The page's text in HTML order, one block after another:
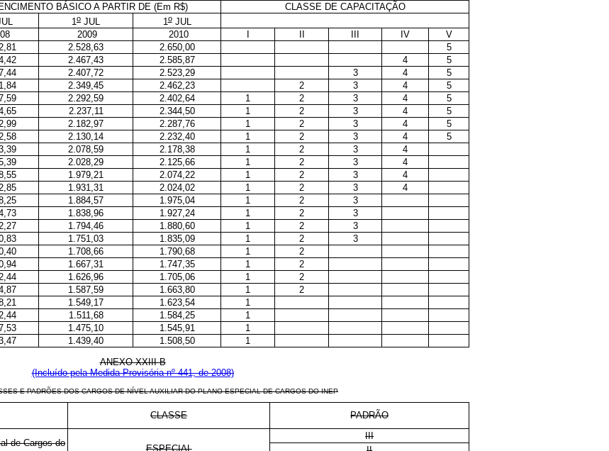
BÁSICO A PARTIR DE (Em R$)
CLASSE DE CAPACITAÇÃO
1o JUL 1oJUL
2009 2010 IV
V
2.528,63 2.650,00
5
2.467,43 2.585,87 4
5
2.407,72 2.523,29 3 4
5
2.349,45 2.462,23 2 3 4
5
2.292,59 2.402,64 1 2 3 4
5
2.237,11 2.344,50 1 2 3 4
5
2.182,97 2.287,76 1 2 3 4
5
2.130,14 2.232,40 1 2 3 4
5
2.078,59 2.178,38 1 2 3
4
2.028,29 2.125,66 1 2 3
4
1.979,21 2.074,22 1 2 3
4
1.931,31 2.024,02 1 2 3
4
1.884,57 1.975,04 1 2
3
1.838,96 1.927,24 1 2
3
1.794,46 1.880,60 1 2
3
1.751,03 1.835,09 1 2
3
1.708,66 1.790,68 1
2
1.667,31 1.747,35 1
2
1.626,96 1.705,06 1
2
1.587,59 1.663,80 1
2
1.549,17 1.623,54
1
1.511,68 1.584,25
1
1.475,10 1.545,91
1
1.439,40 1.508,50
1
ANEXO XXIII-B
(Incluído pela Medida Provisória nº 441, de 2008)
E PADRÕES DOS CARGOS DE NÍVEL AUXILIAR DO PLANO ESPECIAL DE CARGOS DO INEP
CLASSE PADRÃO
de Cargos do
ESPECIAL
III